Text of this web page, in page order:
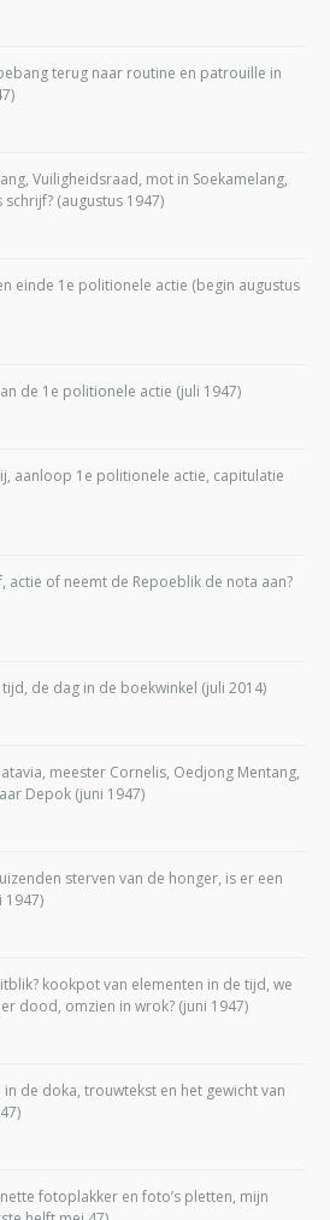
terug naar routine en patrouille in
Vuiligheidsraad, mot in Soekamelang,
(augustus 1947)
einde 1e politionele actie (begin augustus
de 1e politionele actie (juli 1947)
aanloop 1e politionele actie, capitulatie
actie of neemt de Repoeblik de nota aan?
de dag in de boekwinkel (juli 2014)
meester Cornelis, Oedjong Mentang,
Depok (juni 1947)
sterven van de honger, is er een
1947)
kookpot van elementen in de tijd, we
dood, omzien in wrok? (juni 1947)
de doka, trouwtekst en het gewicht van
fotoplakker en foto’s pletten, mijn